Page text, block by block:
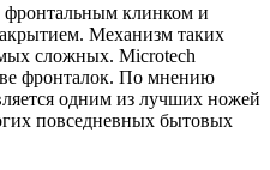
клинком и
Механизм таких
сложных. Microtech
фронталок. По мнению
одним из лучших ножей
повседневных бытовых